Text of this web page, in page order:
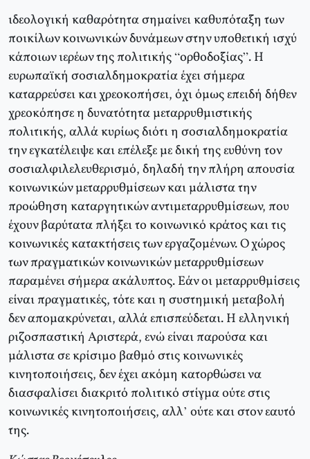
ιδεολογική καθαρότητα σημαίνει καθυπόταξη των
ποικίλων κοινωνικών δυνάμεων στην υποθετική ισχύ
κάποιων ιερέων της πολιτικής “ορθοδοξίας”. Η
ευρωπαϊκή σοσιαλδημοκρατία έχει σήμερα
καταρρεύσει και χρεοκοπήσει, όχι όμως επειδή δήθεν
χρεοκόπησε η δυνατότητα μεταρρυθμιστικής
πολιτικής, αλλά κυρίως διότι η σοσιαλδημοκρατία
την εγκατέλειψε και επέλεξε με δική της ευθύνη τον
σοσιαλφιλελευθερισμό, δηλαδή την πλήρη απουσία
κοινωνικών μεταρρυθμίσεων και μάλιστα την
προώθηση καταργητικών αντιμεταρρυθμίσεων, που
έχουν βαρύτατα πλήξει το κοινωνικό κράτος και τις
κοινωνικές κατακτήσεις των εργαζομένων. Ο χώρος
των πραγματικών κοινωνικών μεταρρυθμίσεων
παραμένει σήμερα ακάλυπτος. Εάν οι μεταρρυθμίσεις
είναι πραγματικές, τότε και η συστημική μεταβολή
δεν απομακρύνεται, αλλά επισπεύδεται. Η ελληνική
ριζοσπαστική Αριστερά, ενώ είναι παρούσα και
μάλιστα σε κρίσιμο βαθμό στις κοινωνικές
κινητοποιήσεις, δεν έχει ακόμη κατορθώσει να
διασφαλίσει διακριτό πολιτικό στίγμα ούτε στις
κοινωνικές κινητοποιήσεις, αλλ’ ούτε και στον εαυτό
της.